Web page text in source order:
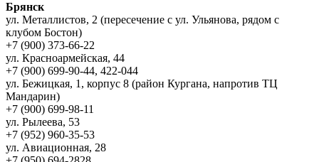
Брянск
ул. Металлистов, 2 (пересечение с ул. Ульянова, рядом с
клубом Бостон)
+7 (900) 373-66-22
ул. Красноармейская, 44
+7 (900) 699-90-44, 422-044
ул. Бежицкая, 1, корпус 8 (район Кургана, напротив ТЦ
Мандарин)
+7 (900) 699-98-11
ул. Рылеева, 53
+7 (952) 960-35-53
ул. Авиационная, 28